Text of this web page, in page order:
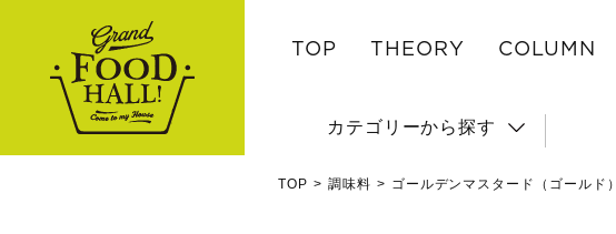
TOP THEORY COLUMN
カテゴリーから探す
TOP 調味料 ゴールデンマスタード（ゴールド）